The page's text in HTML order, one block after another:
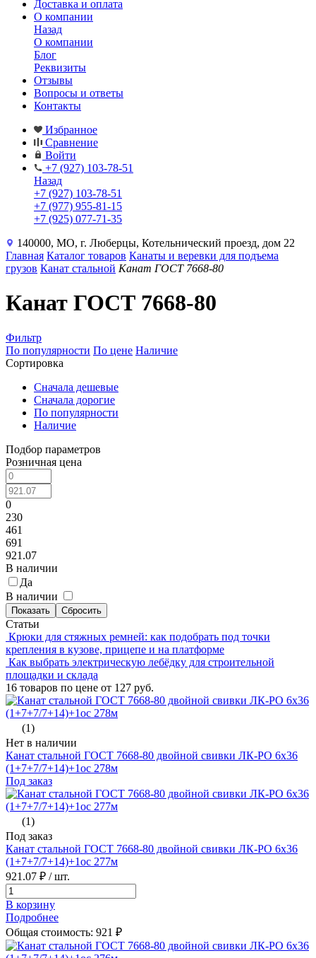
Доставка и оплата
О компании
Назад
О компании
Блог
Реквизиты
Отзывы
Вопросы и ответы
Контакты
Избранное
Сравнение
Войти
+7 (927) 103-78-51
Назад
+7 (927) 103-78-51
+7 (977) 955-81-15
+7 (925) 077-71-35
140000, МО, г. Люберцы, Котельнический проезд, дом 22
Главная Каталог товаров Канаты и веревки для подъема
грузов Канат стальной Канат ГОСТ 7668-80
Канат ГОСТ 7668-80
Фильтр
По популярности По цене Наличие
Сортировка
Сначала дешевые
Сначала дорогие
По популярности
Наличие
Подбор параметров
Розничная цена
0
230
461
691
921.07
В наличии
Да
В наличии
Статьи
Крюки для стяжных ремней: как подобрать под точки
крепления в кузове, прицепе и на платформе
Как выбрать электрическую лебёдку для строительной
площадки и склада
16 товаров по цене от 127 руб.
(1)
Нет в наличии
Канат стальной ГОСТ 7668-80 двойной свивки ЛК-РО 6х36
(1+7+7/7+14)+1oc 278м
Под заказ
(1)
Под заказ
Канат стальной ГОСТ 7668-80 двойной свивки ЛК-РО 6х36
(1+7+7/7+14)+1oc 277м
921.07 ₽ / шт.
В корзину
Подробнее
Общая стоимость: 921 ₽